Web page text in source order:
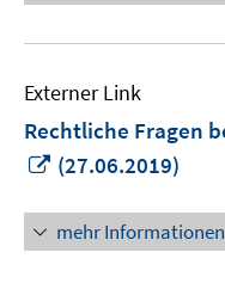
Externer Link
Rechtliche Fragen
In
Fenster
öffnen
(27.06.2019)
mehr Informationen